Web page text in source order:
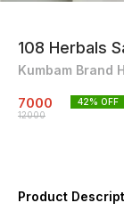
108 Herbals
Kumbam Brand
7000
12000
42% OFF
Product